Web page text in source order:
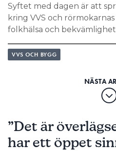
Syftet med dagen är att
kring VVS och
folkhälsa och
VVS OCH BYGG
”Det är
har ett öppet